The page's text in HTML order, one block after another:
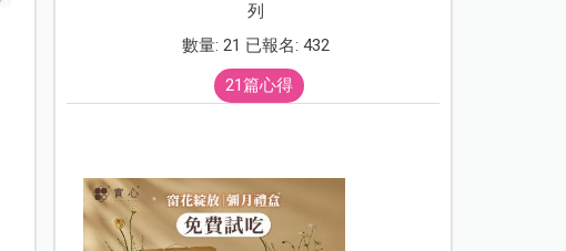
列
數量: 21 已報名: 432
21篇心得